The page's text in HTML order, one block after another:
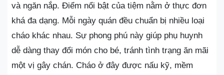
và ngăn nắp. Điểm nổi bật của tiệm nằm ở thực đơn
khá đa dạng. Mỗi ngày quán đều chuẩn bị nhiều loại
cháo khác nhau. Sự phong phú này giúp phụ huynh
dễ dàng thay đổi món cho bé, tránh tình trạng ăn mãi
một vị gây chán. Cháo ở đây được nấu kỹ, mềm